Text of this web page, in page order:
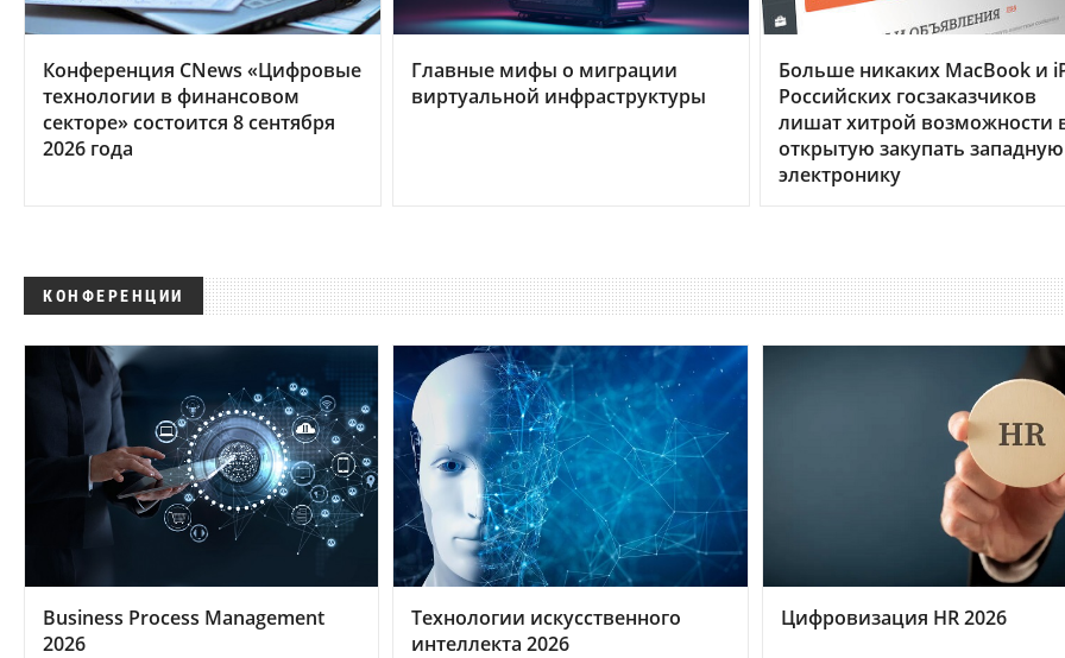
Конференция CNews «Цифровые
технологии в финансовом
секторе» состоится 8 сентября
2026 года
Главные мифы о миграции
виртуальной инфраструктуры
Больше никаких MacBook и
Российских госзаказчиков
лишат хитрой возможности
открытую закупать западную
электронику
КОНФЕРЕНЦИИ
Business Process Management
2026
Технологии искусственного
интеллекта 2026
Цифровизация HR 2026